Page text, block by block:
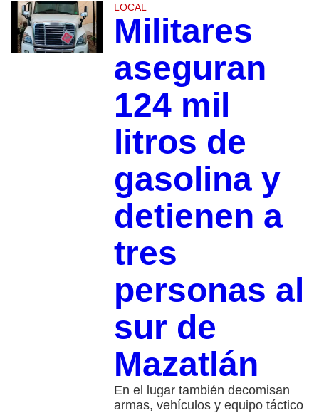
LOCAL
Militares
aseguran
124 mil
litros de
gasolina y
detienen a
tres
personas al
sur de
Mazatlán
En el lugar también decomisan
armas, vehículos y equipo táctico